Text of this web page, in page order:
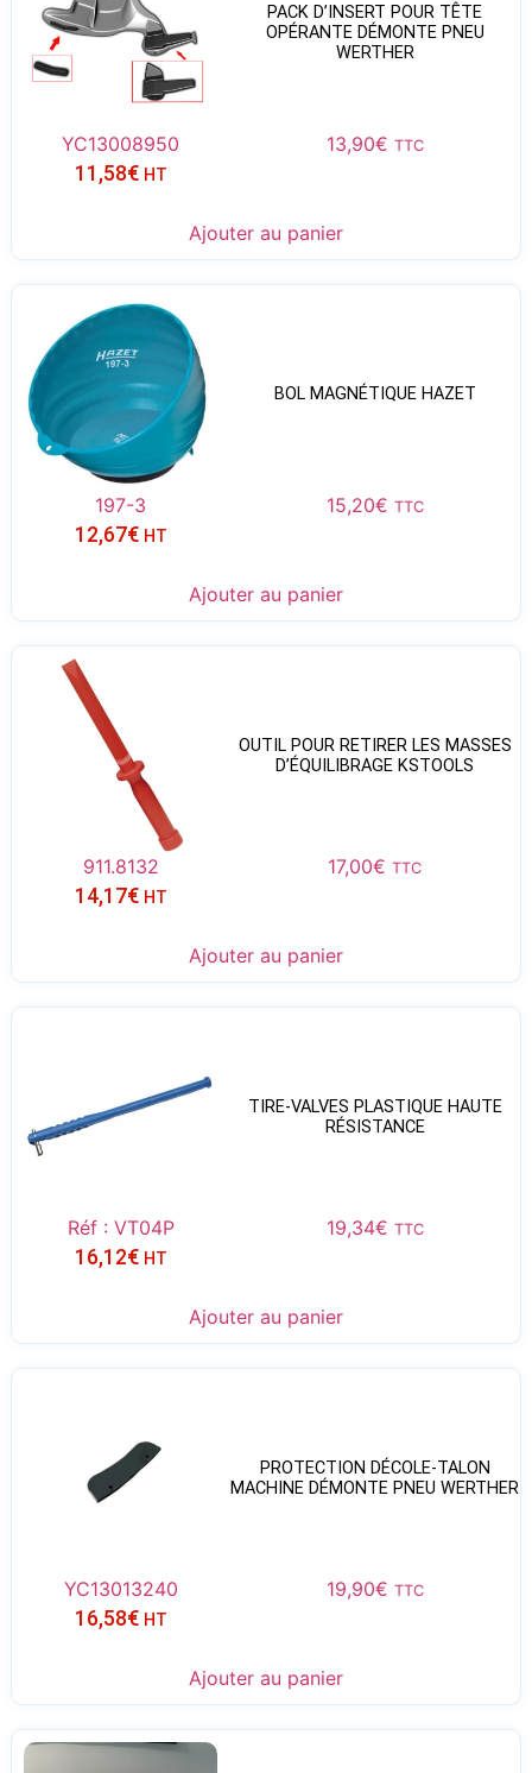
PACK D’INSERT POUR TÊTE
OPÉRANTE DÉMONTE PNEU
WERTHER
YC13008950 13,90€ TTC
11,58€ HT
Ajouter au panier
BOL MAGNÉTIQUE HAZET
197-3 15,20€ TTC
12,67€ HT
Ajouter au panier
OUTIL POUR RETIRER LES MASSES
D’ÉQUILIBRAGE KSTOOLS
911.8132 17,00€ TTC
14,17€ HT
Ajouter au panier
TIRE-VALVES PLASTIQUE HAUTE
RÉSISTANCE
Réf : VT04P 19,34€ TTC
16,12€ HT
Ajouter au panier
PROTECTION DÉCOLE-TALON
MACHINE DÉMONTE PNEU WERTHER
YC13013240 19,90€ TTC
16,58€ HT
Ajouter au panier